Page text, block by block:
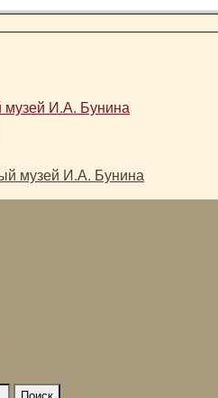
музей И.А. Бунина